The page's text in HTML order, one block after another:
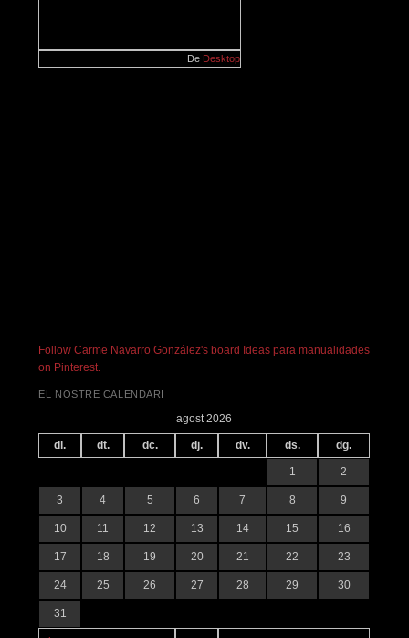
De Desktop
Follow Carme Navarro González's board Ideas para manualidades
on Pinterest.
EL NOSTRE CALENDARI
agost 2026
dl. dt. dc. dj. dv. ds. dg.
1 2
3 4 5 6 7 8 9
10 11 12 13 14 15 16
17 18 19 20 21 22 23
24 25 26 27 28 29 30
31